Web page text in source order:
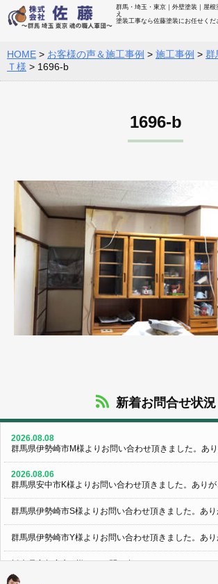
群馬・埼玉・東京｜外壁塗装｜屋根
え
塗装工事なら佐藤塗装にお任せくだ
HOME > お客様の声＆施工事例 > 施工事例 > 群
Ｔ様 > 1696-b
1696-b
新着お問合せ状況
2026.08.08
群馬県伊勢崎市M様よりお問い合わせ頂きました。あ
2026.08.06
群馬県安中市K様よりお問い合わせ頂きました。ありが
群馬県伊勢崎市S様よりお問い合わせ頂きました。あり
群馬県伊勢崎市Y様よりお問い合わせ頂きました。あり
栃木県宇都宮市U様よりお問い合わせ頂きました。あ